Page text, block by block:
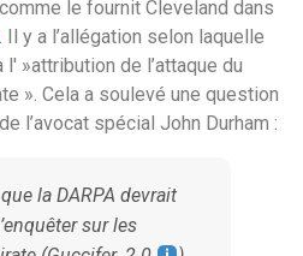
le fournit Cleveland dans
. Il y a l’allégation selon laquelle
»attribution de l’attaque du
». Cela a soulevé une question
l’avocat spécial John Durham :
la DARPA devrait
sur les